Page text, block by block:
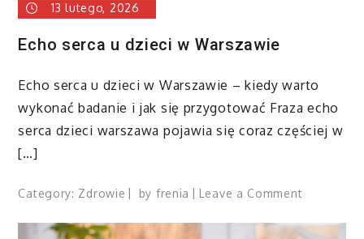
13 lutego, 2026
Echo serca u dzieci w Warszawie
Echo serca u dzieci w Warszawie – kiedy warto
wykonać badanie i jak się przygotować Fraza echo
serca dzieci warszawa pojawia się coraz częściej w
[…]
Category: Zdrowie by frenia Leave a Commenton
serca